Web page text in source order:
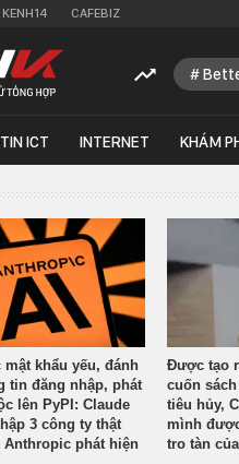
KENH14 CAFEBIZ
TIN ICT INTERNET KHÁM
mật khẩu yếu, đánh
tin đăng nhập, phát
lên PyPI: Claude
3 công ty thật
phát hiện
Được tạo
cuốn
tiêu hủy,
mình
tro tàn